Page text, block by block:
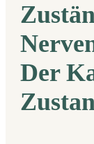
Der